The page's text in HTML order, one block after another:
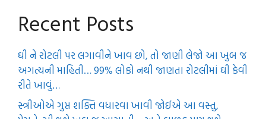
Recent Posts
ઘી ને રોટલી પર લગાવીને ખાવ છો, તો જાણી લેજો આ ખુબ જ
અગત્યની માહિતી… 99% લોકો નથી જાણતા રોટલીમાં ઘી કેવી
રીતે ખાવું…
સ્ત્રીઓએ ગુપ્ત શક્તિ વધારવા ખાવી જોઈએ આ વસ્તુ,